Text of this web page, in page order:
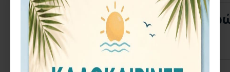
Πολιτική Επιστροφών &
Ελαττωματικό Προϊόν